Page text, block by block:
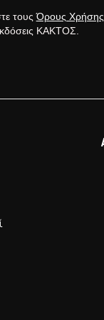
τουςΌρους Χρήσης
ΚΑΚΤΟΣ.